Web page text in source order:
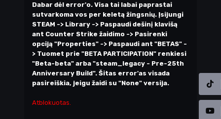
Dabar dėl error'o. Visa tai labai paprastai
sutvarkoma vos per keletą žingsnių. Įsijungi
STEAM -> Library -> Paspaudi dešinį klavišą
ant Counter Strike žaidimo -> Pasirenki
opciją "Properties" -> Paspaudi ant "BETAS" -
> Tuomet prie "BETA PARTICIPATION" renkiesi
"Beta-beta" arba "steam_legacy - Pre-25th
Anniversary Build". Šitas error'as visada
pasireiškia, jeigu žaidi su "None" versija.
Atblokuotas.